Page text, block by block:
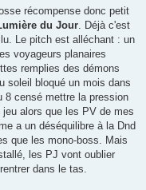
récompense donc petit
du Jour . Déjà c'est
Le pitch est alléchant : un
voyageurs planaires
remplies des démons
soleil bloqué un mois dans
8 censé mettre la pression
alors que les PV de mes
a un déséquilibre à la Dnd
que les mono-boss. Mais
les PJ vont oublier
dans le tas.